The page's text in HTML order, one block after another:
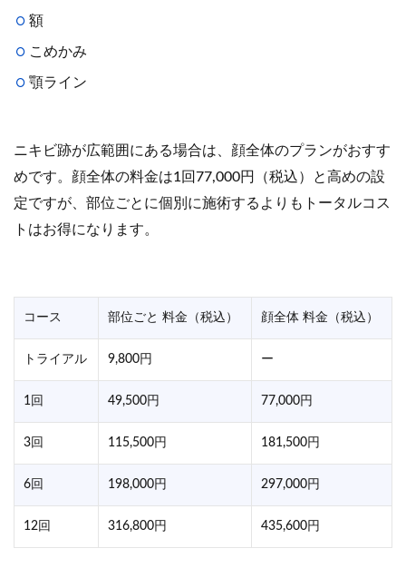
額
こめかみ
顎ライン
ニキビ跡が広範囲にある場合は、顔全体のプランがおすす
めです。顔全体の料金は1回77,000円（税込）と高めの設
定ですが、部位ごとに個別に施術するよりもトータルコス
トはお得になります。
コース 部位ごと 料金（税込） 顔全体 料金（税込）
トライアル 9,800円 ー
1回 49,500円 77,000円
3回 115,500円 181,500円
6回 198,000円 297,000円
12回 316,800円 435,600円